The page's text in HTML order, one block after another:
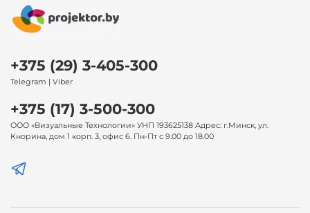
+375 (29) 3-405-300
Telegram | Viber
+375 (17) 3-500-300
ООО «Визуальные Технологии» УНП 193625138 Адрес: г.Минск, ул.
Кнорина, дом 1 корп. 3, офис 6. Пн-Пт с 9.00 до 18.00